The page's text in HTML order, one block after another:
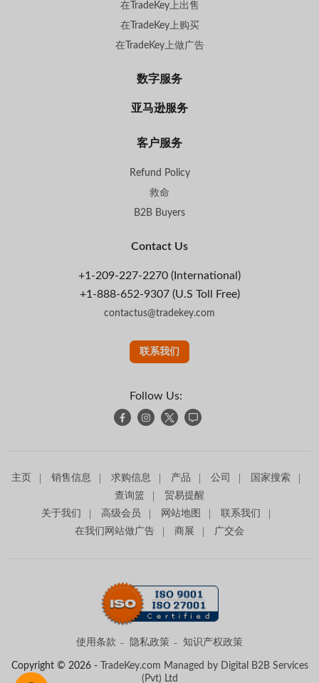
在TradeKey上出售
在TradeKey上购买
在TradeKey上做广告
数字服务
亚马逊服务
客户服务
Refund Policy
救命
B2B Buyers
Contact Us
+1-209-227-2270 (International)
+1-888-652-9307 (U.S Toll Free)
contactus@tradekey.com
联系我们
Follow Us:
主页 销售信息 求购信息 产品 公司
国家搜索
查询篮
贸易提醒
关于我们
高级会员 网站地图
联系我们
在我们网站做广告
商展 广交会
使用条款 隐私政策 知识产权政策
Copyright © 2026 - TradeKey.com Managed by Digital B2B Services
(Pvt) Ltd